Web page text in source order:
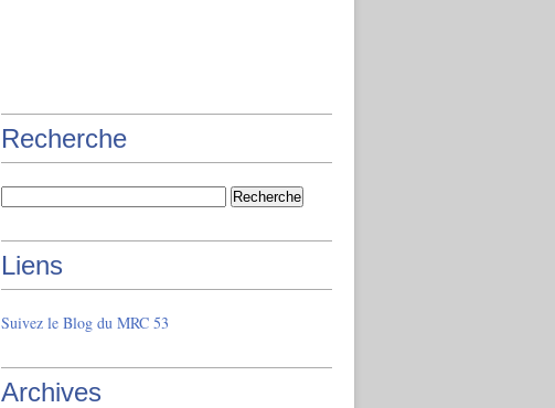
Recherche
Liens
Suivez le Blog du MRC 53
Archives